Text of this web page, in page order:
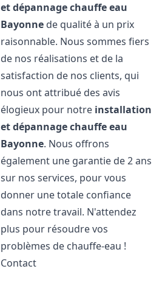
et dépannage chauffe eau
Bayonne de qualité à un prix
raisonnable. Nous sommes fiers
de nos réalisations et de la
satisfaction de nos clients, qui
nous ont attribué des avis
élogieux pour notre installation
et dépannage chauffe eau
Bayonne. Nous offrons
également une garantie de 2 ans
sur nos services, pour vous
donner une totale confiance
dans notre travail. N'attendez
plus pour résoudre vos
problèmes de chauffe-eau !
Contact